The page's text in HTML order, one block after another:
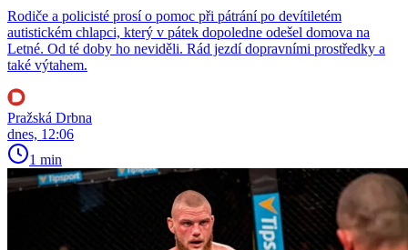
Rodiče a policisté prosí o pomoc při pátrání po devítiletém
autistickém chlapci, který v pátek dopoledne odešel domova na
Letné. Od té doby ho neviděli. Rád jezdí dopravními prostředky a
také výtahem.
Pražská Drbna
dnes, 12:06
1 min